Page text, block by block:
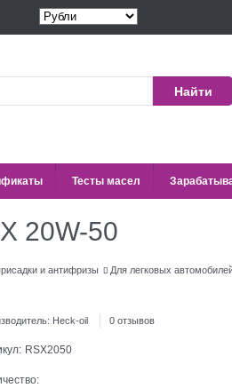
Найти
Тесты масел
20W-50
и антифризы Для легковых
Heck-oil 0 отзывов
RSX2050